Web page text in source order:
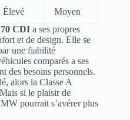
Élevé
Moyen
CDI a ses propres
et de design. Elle se
une fiabilité
comparés a ses
des besoins personnels.
alors la Classe A
si le plaisir de
pourrait s’avérer plus